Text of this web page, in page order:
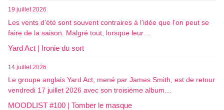
19 juillet 2026
Les vents d’été sont souvent contraires à l’idée que l’on peut se
faire de la saison. Malgré tout, lorsque leur…
Yard Act | Ironie du sort
14 juillet 2026
Le groupe anglais Yard Act, mené par James Smith, est de retour
vendredi 17 juillet 2026 avec son troisième album…
MOODLIST #100 | Tomber le masque